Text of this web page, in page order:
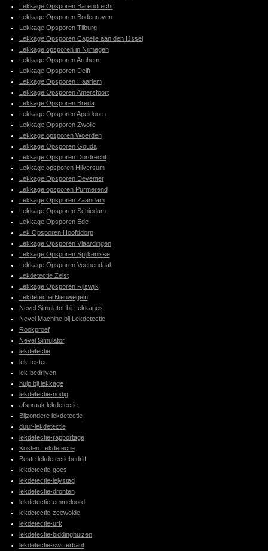
Lekkage Opsporen Barendrecht
Lekkage Opsporen Bodegraven
Lekkage Opsporen Tilburg
Lekkage Opsporen Capelle aan den IJssel
Lekkage opsporen in Nijmegen
Lekkage Opsporen Arnhem
Lekkage Opsporen Delft
Lekkage Opsporen Haarlem
Lekkage Opsporen Amersfoort
Lekkage Opsporen Breda
Lekkage Opsporen Apeldoorn
Lekkage Opsporen Zwolle
Lekkage opsporen Woerden
Lekkage Opsporen Gouda
Lekkage Opsporen Dordrecht
Lekkage opsporen Hilversum
Lekkage Opsporen Deventer
Lekkage opsporen Purmerend
Lekkage Opsporen Zaandam
Lekkage Opsporen Schiedam
Lekkage Opsporen Ede
Lek Opsporen Hoofddorp
Lekkage Opsporen Vlaardingen
Lekkage Opsporen Spijkenisse
Lekkage Opsporen Veenendaal
Lekdetectie Zeist
Lekkage Opsporen Rijswijk
Lekdetectie Nieuwegein
Nevel Simulator bij Lekkages
Nevel Machine bij Lekdetectie
Rookproef
Nevel Simulator
lekdetectie
lek-tester
lek-bedrijven
hulp bij lekkage
lekdetectie-nodig
afspraak lekdetectie
Bijzondere lekdetectie
duur-lekdetectie
lekdetectie-rapportage
Kosten Lekdetectie
Beste lekdetectiebedrijf
lekdetectie-goes
lekdetectie-lelystad
lekdetectie-dronten
lekdetectie-emmeloord
lekdetectie-zeewolde
lekdetectie-urk
lekdetectie-biddinghuizen
lekdetectie-swifterbant